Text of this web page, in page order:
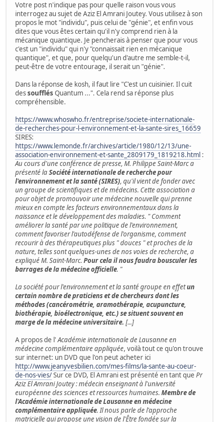
Votre post n'indique pas pour quelle raison vous vous
interrogez au sujet de Aziz El Amrani Joutey. Vous utilisez à son
propos le mot "individu", puis celui de "génie", et enfin vous
dites que vous êtes certain qu'il n'y comprend rien à la
mécanique quantique. Je pencherais à penser que pour vous
c'est un "individu" qui n'y "connaissait rien en mécanique
quantique", et que, pour quelqu'un d'autre me semble-t-il,
peut-être de votre entourage, il serait un "génie".
Dans la réponse de kosh, il faut lire "C'est un cuisinier. Il cuit
dessoufflés Quantum ...". Cela rend sa réponse plus
compréhensible.
https://www.whoswho.fr/entreprise/societe-internationale-
de-recherches-pour-l-environnement-et-la-sante-sires_16659
SIRES:
https://www.lemonde.fr/archives/article/1980/12/13/une-
association-environnement-et-sante_2809179_1819218.html :
Au cours d'une conférence de presse, M. Philippe Saint-Marc a
présenté laSociété internationale de recherche pour
l'environnement et la santé (SIRES), qu'il vient de fonder avec
un groupe de scientifiques et de médecins. Cette association a
pour objet de promouvoir une médecine nouvelle qui prenne
mieux en compte les facteurs environnementaux dans la
naissance et le développement des maladies. " Comment
améliorer la santé par une politique de l'environnement,
comment favoriser l'autodéfense de l'organisme, comment
recourir à des thérapeutiques plus " douces " et proches de la
nature, telles sont quelques-unes de nos voies de recherche, a
expliqué M. Saint-Marc. Pour cela il nous faudra bousculer les
barrages de la médecine officielle. "
La société pour l'environnement et la santé groupe en effetun
certain nombre de praticiens et de chercheurs dont les
méthodes (cancérométrie, aramothérapie, acupuncture,
biothérapie, bioélectronique, etc.) se situent souvent en
marge de la médecine universitaire. [...]
A propos de l'Académie internationale de Lausanne en
médecine complémentaire appliquée, voilà tout ce qu'on trouve
sur internet: un DVD que l'on peut acheter ici
http://www.jeanyvesbilien.com/mes-films/la-sante-au-coeur-
de-nos-vies/Sur ce DVD, El Amrani est présenté en tant que Pr
Aziz El Amrani Joutey : médecin enseignant à l'université
européenne des sciences et ressources humaines. Membre de
l'Académie internationale de Lausanne en médecine
complémentaire appliquée. Il nous parle de l'approche
matricielle qui propose une vision de l'Être fondée sur la